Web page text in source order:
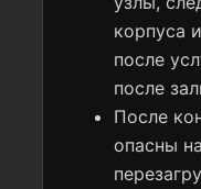
корпуса
после
после
После
опасны